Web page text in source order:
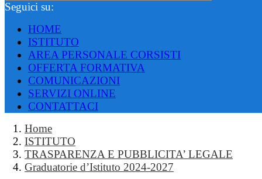
Seguici su:
HOME
ISTITUTO
AREA PERSONALE CORSISTI
OFFERTA FORMATIVA
COMUNICAZIONI
SERVIZI ONLINE
CONTATTACI
Home
ISTITUTO
TRASPARENZA E PUBBLICITA’ LEGALE
Graduatorie d’Istituto 2024-2027